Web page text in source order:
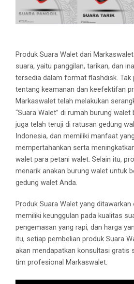
Produk Suara Walet dari
suara, yaitu panggilan, tarikan, dan
tersedia dalam format flashdisk. Tak
tentang keamanan dan keefektifan
Markaswalet telah melakukan
“Suara Walet” di rumah burung walet
juga telah teruji di ratusan gedung
Indonesia, dan memiliki manfaat
mempertahankan serta
walet para petani walet. Selain itu,
menarik anakan burung walet untuk
gedung walet Anda.
Produk Suara Walet yang
memiliki keunggulan pada kualitas
pengemasan yang rapi, dan harga
itu, setiap pembelian produk Suara
akan mendapatkan konsultasi gratis
tim profesional Markaswalet.